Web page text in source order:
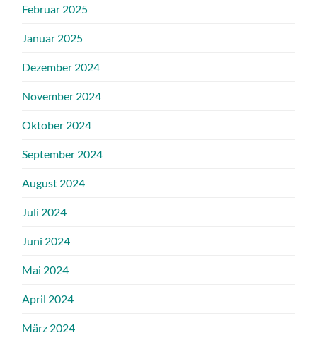
Februar 2025
Januar 2025
Dezember 2024
November 2024
Oktober 2024
September 2024
August 2024
Juli 2024
Juni 2024
Mai 2024
April 2024
März 2024